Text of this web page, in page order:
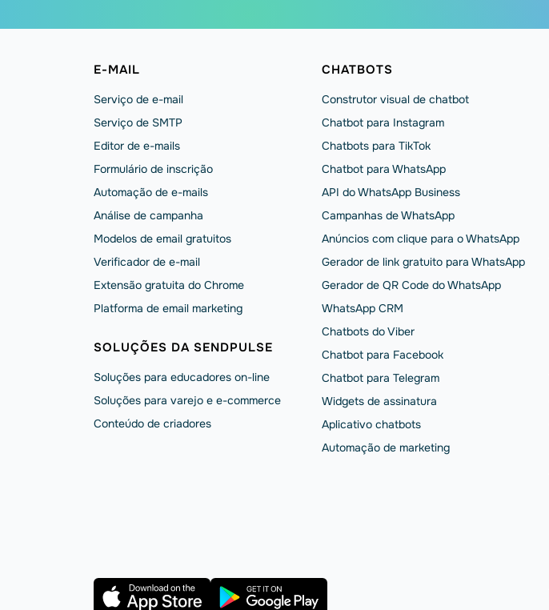
E-MAIL
Serviço de e-mail
Serviço de SMTP
Editor de e-mails
Formulário de inscrição
Automação de e-mails
Análise de campanha
Modelos de email gratuitos
Verificador de e-mail
Extensão gratuita do Chrome
Platforma de email marketing
SOLUÇÕES DA SENDPULSE
Soluções para educadores on-line
Soluções para varejo e e-commerce
Conteúdo de criadores
CHATBOTS
Construtor visual de chatbot
Chatbot para Instagram
Chatbots para TikTok
Chatbot para WhatsApp
API do WhatsApp Business
Campanhas de WhatsApp
Anúncios com clique para o WhatsApp
Gerador de link gratuito para WhatsApp
Gerador de QR Code do WhatsApp
WhatsApp CRM
Chatbots do Viber
Chatbot para Facebook
Chatbot para Telegram
Widgets de assinatura
Aplicativo chatbots
Automação de marketing